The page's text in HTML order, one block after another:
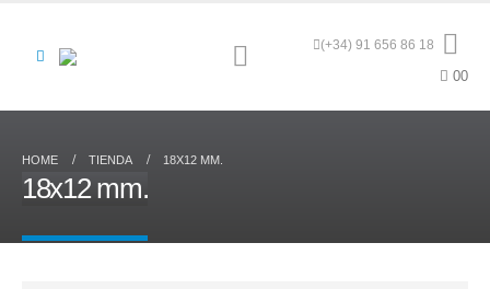
(+34) 91 656 86 18
00
HOME TIENDA 18X12 MM.
18x12 mm.